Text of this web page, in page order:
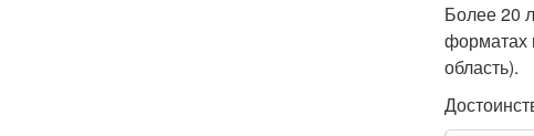
Более 20
форматах
область).